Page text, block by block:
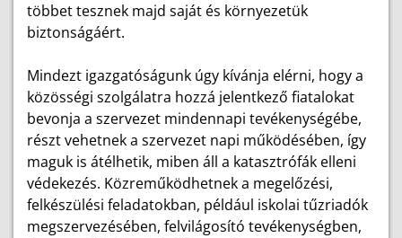
többet tesznek majd saját és környezetük
biztonságáért.
Mindezt igazgatóságunk úgy kívánja elérni, hogy a
közösségi szolgálatra hozzá jelentkező fiatalokat
bevonja a szervezet mindennapi tevékenységébe,
részt vehetnek a szervezet napi működésében, így
maguk is átélhetik, miben áll a katasztrófák elleni
védekezés. Közreműködhetnek a megelőzési,
felkészülési feladatokban, például iskolai tűzriadók
megszervezésében, felvilágosító tevékenységben,